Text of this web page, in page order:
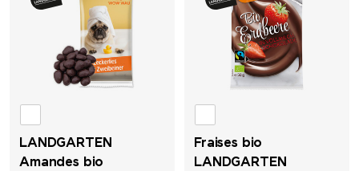
LANDGARTEN
Amandes bio
Fraises bio
LANDGARTEN